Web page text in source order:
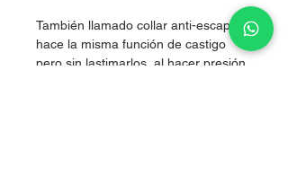
También llamado collar anti-escape,
hace la misma función de castigo
pero sin lastimarlos, al hacer presión